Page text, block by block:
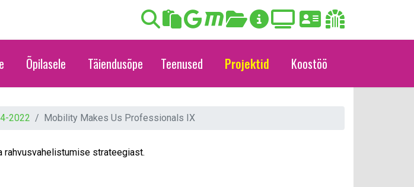
Õpilasele Täiendusõpe Teenused Projektid Koostöö
2022 Mobility Makes Us Professionals IX
rahvusvahelistumise strateegiast.